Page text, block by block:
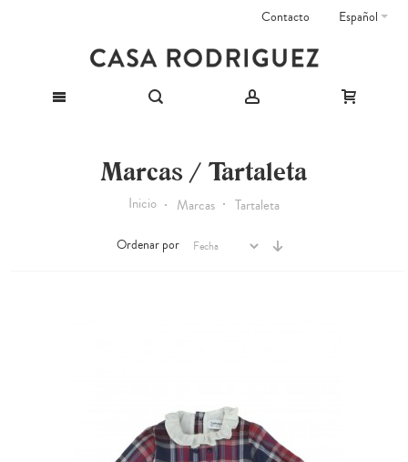
Español
Contacto
Marcas / Tartaleta
Inicio Marcas Tartaleta
Ordenar por